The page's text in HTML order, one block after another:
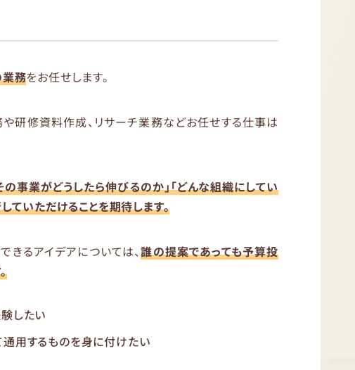
業務をお任せします。
研修資料作成、リサーチ業務などお任せする仕事は
事業がどうしたら伸びるのか」「どんな組織にしてい
ていただけることを期待します。
きるアイデアについては、誰の提案であっても予算投
したい
通用するものを身に付けたい